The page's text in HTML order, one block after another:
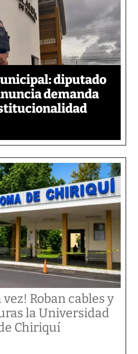
diputado
demanda
vez! Roban cables y
la Universidad
Chiriquí